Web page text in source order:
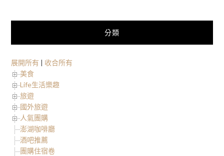
分類
展開所有 | 收合所有
美食
Life生活樂趣
旅遊
國外旅遊
人氣團購
澎湖咖啡廳
酒吧推薦
團購住宿卷